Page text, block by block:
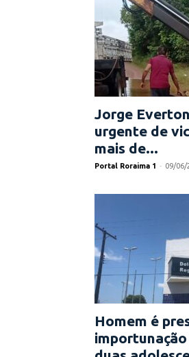
Jorge
urgente de
mais de...
Portal Roraima 1 - 09/06/
Homem é